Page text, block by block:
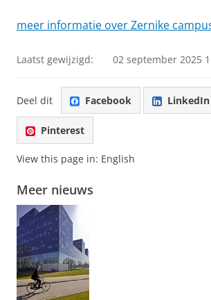
meer informatie over Zernike
Laatst gewijzigd: 02 september 2025
Deel dit Facebook LinkedIn
Pinterest
View this page in: English
Meer nieuws